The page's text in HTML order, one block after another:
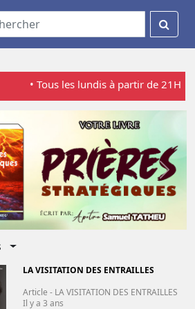
les lundis à partir de 21H, L'Heure
Next
Toggle Dropdown
LA VISITATION DES ENTRAILLES
Article - LA VISITATION DES ENTRAILLES
Il y a 3 ans